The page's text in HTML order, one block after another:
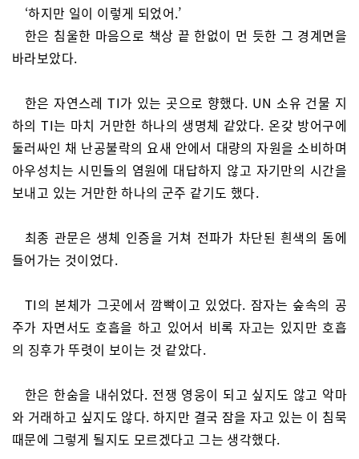
‘하지만 일이 이렇게 되었어.’
한은 침울한 마음으로 책상 끝 한없이 먼 듯한 그 경계면을
바라보았다.
한은 자연스레 TI가 있는 곳으로 향했다. UN 소유 건물 지
하의 TI는 마치 거만한 하나의 생명체 같았다. 온갖 방어구에
둘러싸인 채 난공불락의 요새 안에서 대량의 자원을 소비하며
아우성치는 시민들의 염원에 대답하지 않고 자기만의 시간을
보내고 있는 거만한 하나의 군주 같기도 했다.
최종 관문은 생체 인증을 거쳐 전파가 차단된 흰색의 돔에
들어가는 것이었다.
TI의 본체가 그곳에서 깜빡이고 있었다. 잠자는 숲속의 공
주가 자면서도 호흡을 하고 있어서 비록 자고는 있지만 호흡
의 징후가 뚜렷이 보이는 것 같았다.
한은 한숨을 내쉬었다. 전쟁 영웅이 되고 싶지도 않고 악마
와 거래하고 싶지도 않다. 하지만 결국 잠을 자고 있는 이 침묵
때문에 그렇게 될지도 모르겠다고 그는 생각했다.